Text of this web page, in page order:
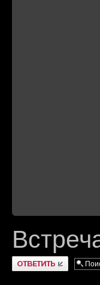
Ответить